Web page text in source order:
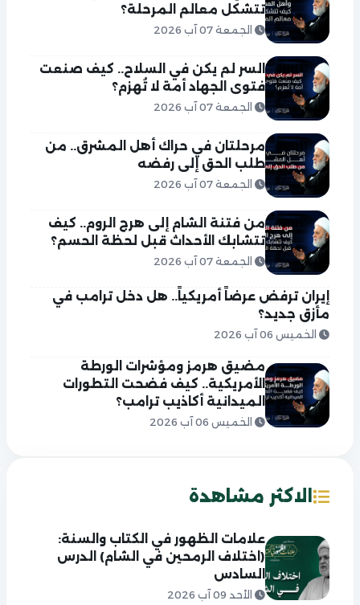
تتشكل معالم المرحلة؟
الجمعة 07 آب 2026
السر لم يكن في السلاح.. كيف صنعت
فتوى الجهاد أمة لا تُهزم؟
الجمعة 07 آب 2026
مرحلتان في حراك أهل المشرق.. من
طلب الحق إلى رفضه
الجمعة 07 آب 2026
من فتنة الشام إلى هرج الروم.. كيف
تتشابك الأحداث قبل لحظة الحسم؟
الجمعة 07 آب 2026
إيران ترفض عرضاً أمريكياً.. هل دخل ترامب في
مأزق جديد؟
الخميس 06 آب 2026
مضيق هرمز ومؤشرات الورطة
الأمريكية.. كيف فضحت التطورات
الميدانية أكاذيب ترامب؟
الخميس 06 آب 2026
الاكثر مشاهدة
علامات الظهور في الكتاب والسنة:
(اختلاف الرمحين في الشام) الدرس
السادس
الأحد 09 آب 2026